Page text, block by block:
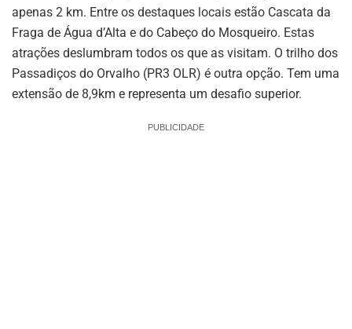
apenas 2 km. Entre os destaques locais estão Cascata da
Fraga de Água d’Alta e do Cabeço do Mosqueiro. Estas
atrações deslumbram todos os que as visitam. O trilho dos
Passadiços do Orvalho (PR3 OLR) é outra opção. Tem uma
extensão de 8,9km e representa um desafio superior.
PUBLICIDADE